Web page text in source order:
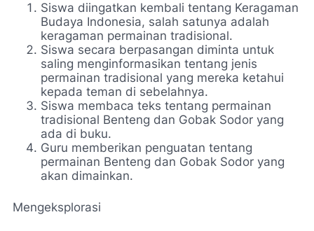
Siswa diingatkan kembali tentang Keragaman
Budaya Indonesia, salah satunya adalah
keragaman permainan tradisional.
Siswa secara berpasangan diminta untuk
saling menginformasikan tentang jenis
permainan tradisional yang mereka ketahui
kepada teman di sebelahnya.
Siswa membaca teks tentang permainan
tradisional Benteng dan Gobak Sodor yang
ada di buku.
Guru memberikan penguatan tentang
permainan Benteng dan Gobak Sodor yang
akan dimainkan.
Mengeksplorasi